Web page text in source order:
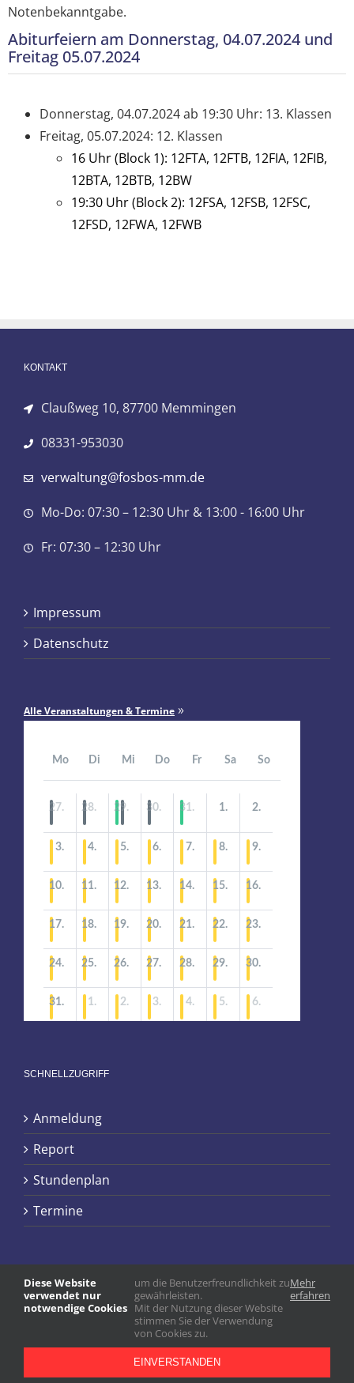
Notenbekanntgabe.
Abiturfeiern am Donnerstag, 04.07.2024 und
Freitag 05.07.2024
Donnerstag, 04.07.2024 ab 19:30 Uhr: 13. Klassen
Freitag, 05.07.2024: 12. Klassen
16 Uhr (Block 1): 12FTA, 12FTB, 12FIA, 12FIB,
12BTA, 12BTB, 12BW
19:30 Uhr (Block 2): 12FSA, 12FSB, 12FSC,
12FSD, 12FWA, 12FWB
KONTAKT
Claußweg 10, 87700 Memmingen
08331-953030
verwaltung@fosbos-mm.de
Mo-Do: 07:30 – 12:30 Uhr & 13:00 - 16:00 Uhr
Fr: 07:30 – 12:30 Uhr
Impressum
Datenschutz
Alle Veranstaltungen & Termine »
SCHNELLZUGRIFF
Anmeldung
Report
Stundenplan
Termine
Diese Website
verwendet nur
notwendige Cookies
um die Benutzerfreundlichkeit zu
gewährleisten.
Mit der Nutzung dieser Website
stimmen Sie der Verwendung
von Cookies zu.
Mehr
erfahren
EINVERSTANDEN